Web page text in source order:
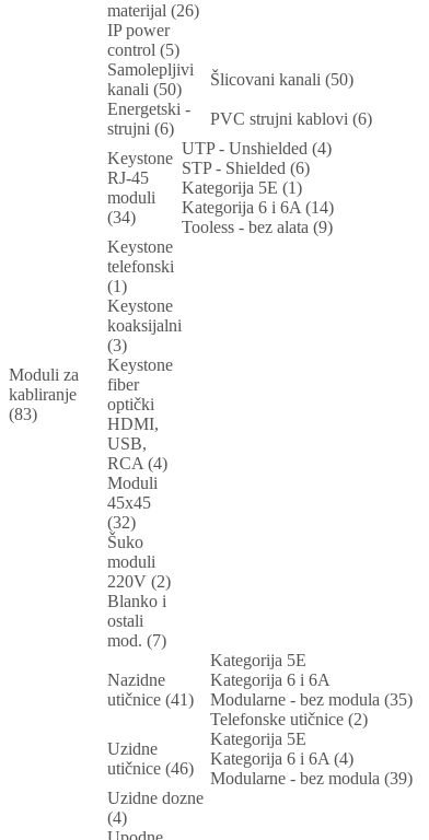
materijal (26)
IP power
control (5)
Samolepljivi
kanali (50)
Šlicovani kanali (50)
Energetski -
strujni (6)
PVC strujni kablovi (6)
Moduli za
kabliranje
(83)
Keystone
RJ-45
moduli
(34)
UTP - Unshielded (4)
STP - Shielded (6)
Kategorija 5E (1)
Kategorija 6 i 6A (14)
Tooless - bez alata (9)
Keystone
telefonski
(1)
Keystone
koaksijalni
(3)
Keystone
fiber
optički
HDMI,
USB,
RCA (4)
Moduli
45x45
(32)
Šuko
moduli
220V (2)
Blanko i
ostali
mod. (7)
Nazidne
utičnice (41)
Kategorija 5E
Kategorija 6 i 6A
Modularne - bez modula (35)
Telefonske utičnice (2)
Uzidne
utičnice (46)
Kategorija 5E
Kategorija 6 i 6A (4)
Modularne - bez modula (39)
Uzidne dozne
(4)